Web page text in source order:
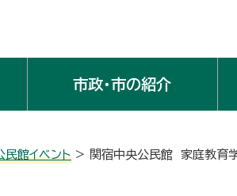
市政・市の紹介
館イベント > 関宿中央公民館 家庭教育